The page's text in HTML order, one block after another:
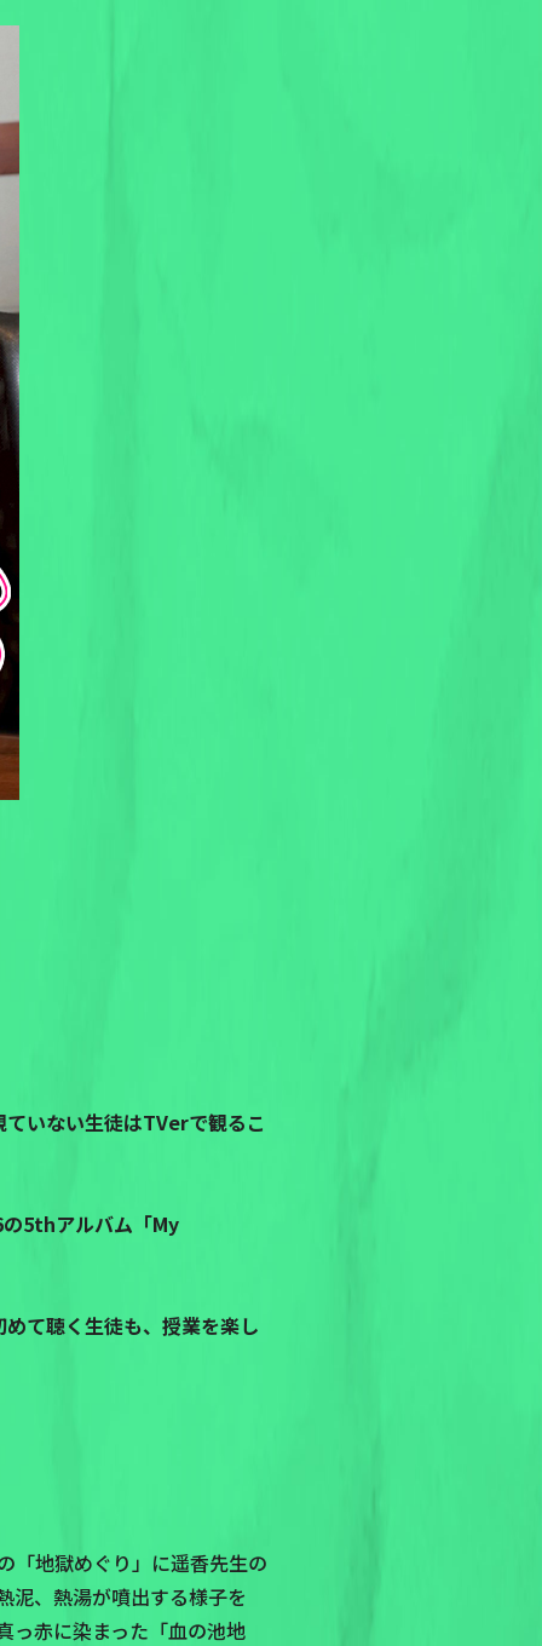
いない生徒はTVerで観るこ
5thアルバム「My
て聴く生徒も、授業を楽し
「地獄めぐり」に遥香先生の
泥、熱湯が噴出する様子を
っ赤に染まった「血の池地